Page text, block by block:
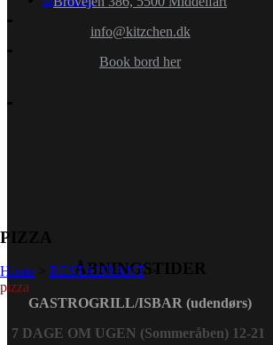
PIZZA
Home RESTAURANT>
pizza
info@kitzchen.dk
Book bord her
ÅBNINGSTIDER
GASTROGRILL/ISBAR (udendørs)
7 DAGE OM UGEN (Sommeråben) 12-21